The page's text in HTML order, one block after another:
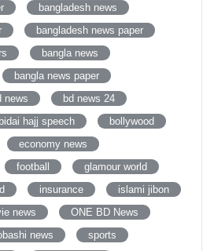
bangladesh news
bangladesh news paper
bangla news
bangla news paper
news
bd news 24
bidai hajj speech
bollywood
economy news
football
glamour world
insurance
islami jibon
news
ONE BD News
news
sports